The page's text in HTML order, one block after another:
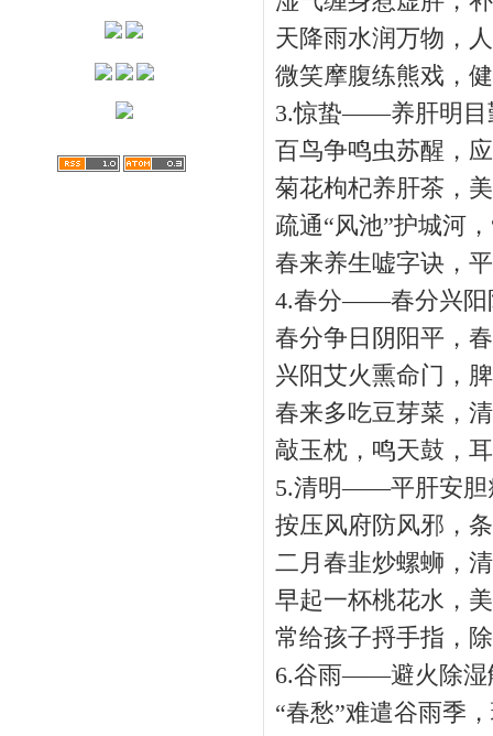
天降雨水润万物，
微笑摩腹练熊戏，
3.惊蛰——养肝明目
百鸟争鸣虫苏醒，
菊花枸杞养肝茶，
疏通“风池”护城河
春来养生嘘字诀，
4.春分——春分兴阳
春分争日阴阳平，
兴阳艾火熏命门，
春来多吃豆芽菜，
敲玉枕，鸣天鼓，
5.清明——平肝安胆
按压风府防风邪，
二月春韭炒螺蛳，
早起一杯桃花水，
常给孩子捋手指，
6.谷雨——避火除湿
“春愁”难遣谷雨季